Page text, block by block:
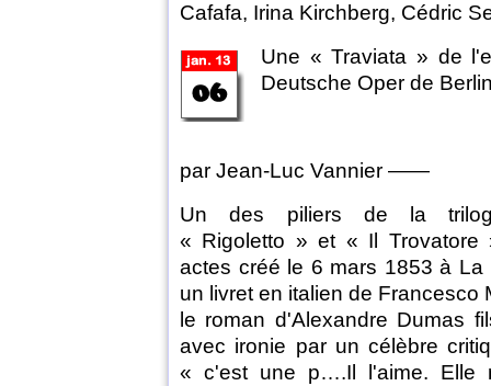
Cafafa, Irina Kirchberg, Cédric
Une « Traviata » de
Deutsche Oper de
par Jean-Luc Vannier ——
Un des piliers de la
« Rigoletto » et « Il Trovatore
actes créé le 6 mars 1853 à La
un livret en italien de Francesco
le roman d'Alexandre Dumas
avec ironie par un célèbre
« c'est une p….Il l'aime. Elle